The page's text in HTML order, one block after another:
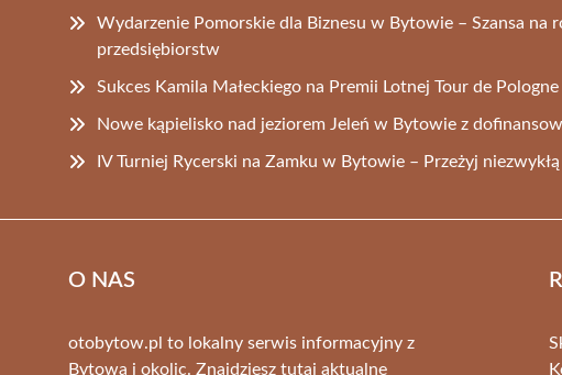
Wydarzenie Pomorskie dla Biznesu w Bytowie – Szansa na
przedsiębiorstw
Sukces Kamila Małeckiego na Premii Lotnej Tour de
Nowe kąpielisko nad jeziorem Jeleń w Bytowie z
IV Turniej Rycerski na Zamku w Bytowie – Przeżyj
O NAS
otobytow.pl to lokalny serwis informacyjny z
Bytowa i okolic. Znajdziesz tutaj aktualne